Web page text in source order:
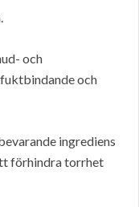
och
och
ingrediens
förhindra torrhet